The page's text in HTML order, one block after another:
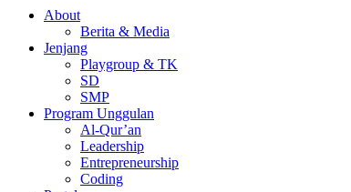
About
Berita & Media
Jenjang
Playgroup & TK
SD
SMP
Program Unggulan
Al-Qur’an
Leadership
Entrepreneurship
Coding